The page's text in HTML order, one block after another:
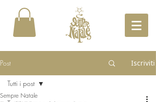
Post Iscriviti
Tutti i post
Sempre Natale